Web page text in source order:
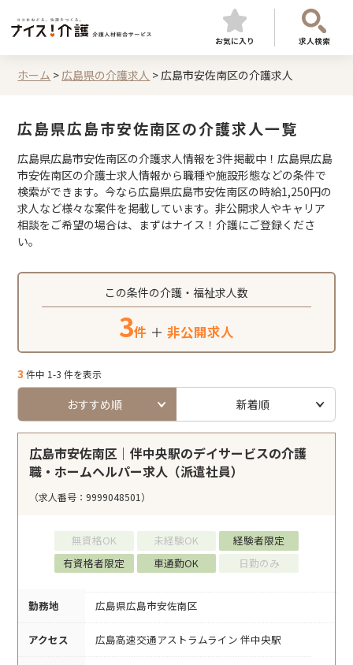
お気に入り 求人検索
ホーム >広島県の介護求人 >広島市安佐南区の介護求人
広島県広島市安佐南区の介護求人一覧
広島県広島市安佐南区の介護求人情報を3件掲載中！広島県広島
市安佐南区の介護士求人情報から職種や施設形態などの条件で
検索ができます。今なら広島県広島市安佐南区の時給1,250円の
求人など様々な案件を掲載しています。非公開求人やキャリア
相談をご希望の場合は、まずはナイス！介護にご登録くださ
い。
この条件の介護・福祉求人数
3件 ＋ 非公開求人
3件中 1-3 件を表示
おすすめ順 新着順
広島市安佐南区｜伴中央駅のデイサービスの介護
職・ホームヘルパー求人（派遣社員）
（求人番号：9999048501）
無資格OK 未経験OK
経験者限定
有資格者限定
車通勤OK 日勤のみ
勤務地 広島県広島市安佐南区
アクセス 広島高速交通アストラムライン 伴中央駅